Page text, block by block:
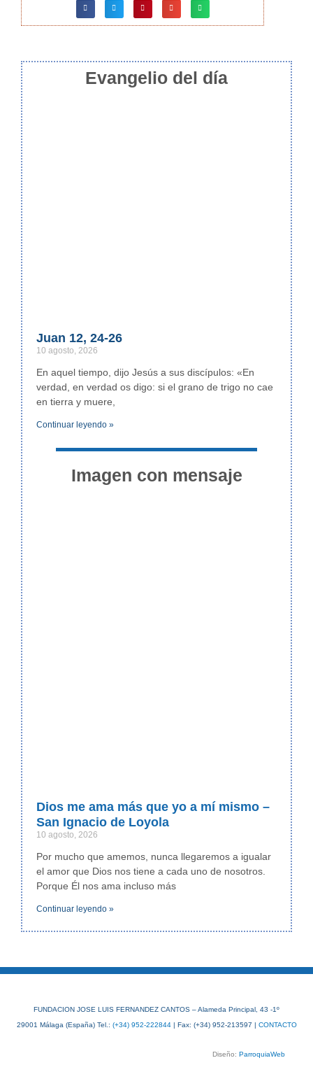
Evangelio del día
Juan 12, 24-26
10 agosto, 2026
En aquel tiempo, dijo Jesús a sus discípulos: «En
verdad, en verdad os digo: si el grano de trigo no cae
en tierra y muere,
Continuar leyendo »
Imagen con mensaje
Dios me ama más que yo a mí mismo –
San Ignacio de Loyola
10 agosto, 2026
Por mucho que amemos, nunca llegaremos a igualar
el amor que Dios nos tiene a cada uno de nosotros.
Porque Él nos ama incluso más
Continuar leyendo »
FUNDACION JOSE LUIS FERNANDEZ CANTOS – Alameda Principal, 43 -1º
29001 Málaga (España) Tel.: (+34) 952-222844| Fax: (+34) 952-213597 | CONTACTO
Diseño: ParroquiaWeb